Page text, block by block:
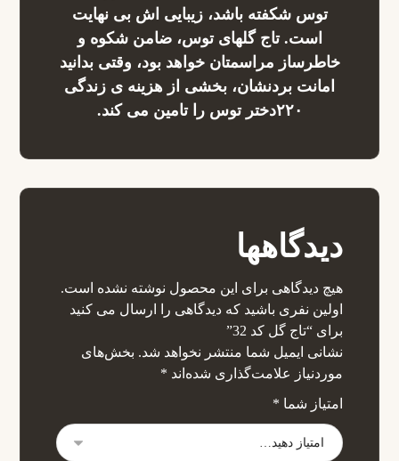
توس شکفته باشد، زیبایی اش بی نهایت
است. تاج گلهای توس، ضامن شکوه و
خاطرساز مراسمتان خواهد بود، وقتی بدانید
امانت بردنشان، بخشی از هزینه ی زندگی
۲۲۰دختر توس را تامین می کند.
دیدگاهها
هیچ دیدگاهی برای این محصول نوشته نشده است.
اولین نفری باشید که دیدگاهی را ارسال می کنید
برای “تاج گل کد 32”
نشانی ایمیل شما منتشر نخواهد شد. بخش‌های
موردنیاز علامت‌گذاری شده‌اند *
امتیاز شما *